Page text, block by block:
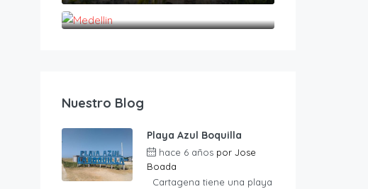
Nuestro Blog
Playa Azul Boquilla
hace 6 años por Jose
Boada
Cartagena tiene una playa